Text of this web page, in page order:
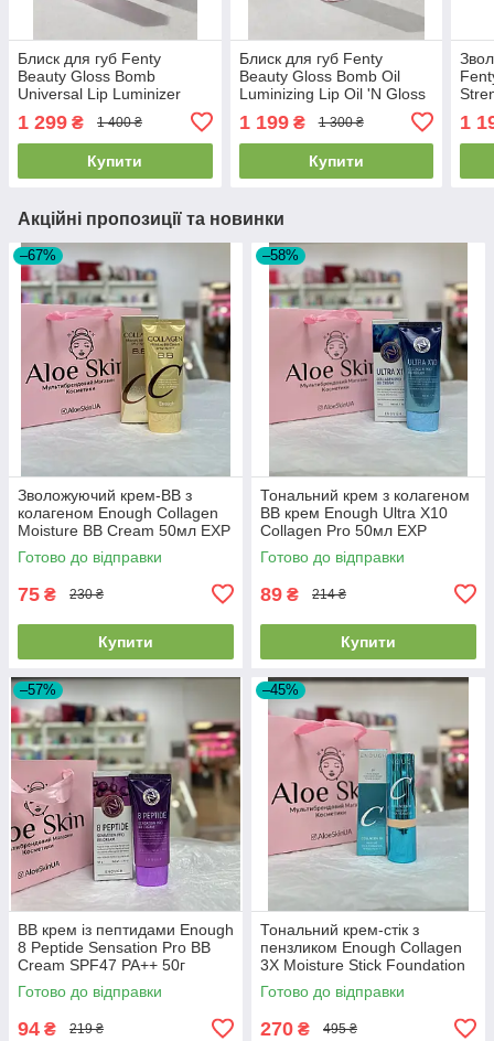
Блиск для губ Fenty
Beauty Gloss Bomb
Universal Lip Luminizer
1 299 ₴ 1 400 ₴
Купити
Блиск для губ Fenty
Beauty Gloss Bomb Oil
Luminizing Lip Oil 'N Gloss
1 199₴ 1 300 ₴
Купити
1
Акційні пропозиції та новинки
–67%
Зволожуючий крем-ВВ з
колагеном Enough Collagen
Moisture BB Cream 50мл EXP
2026.01.18
Готово до відправки
75 ₴ 230 ₴
Купити
–58%
Тональний крем з колагеном
BB крем Enough Ultra X10
Collagen Pro 50мл EXP
2026/07/24
Готово до відправки
89 ₴ 214 ₴
Купити
–57%
BB крем із пептидами Enough
8 Peptide Sensation Pro BB
Cream SPF47 PA++ 50г
EXP2026/07/24
Готово до відправки
94 ₴ 219 ₴
–45%
Тональний крем-стік з
пензликом Enough Collagen
3X Moisture Stick Foundation
SPF50 + PA++++ #13 Light
Beige 14г
Готово до відправки
270 ₴ 495 ₴